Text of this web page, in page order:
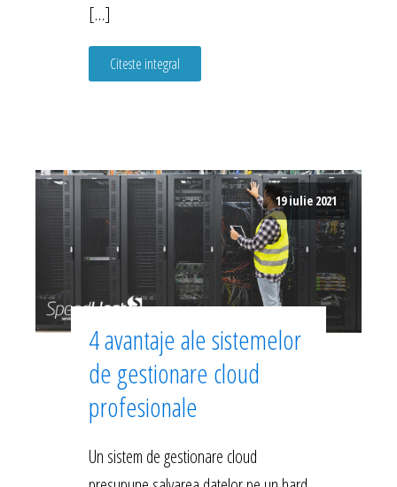
[…]
Citeste integral
19 iulie 2021
4 avantaje ale sistemelor
de gestionare cloud
profesionale
Un sistem de gestionare cloud